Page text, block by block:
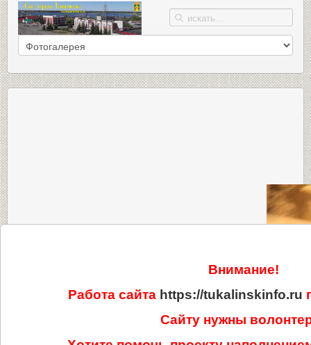
Внимание!
Работа сайта https://tukalinskinfo.ru
Сайту нужны